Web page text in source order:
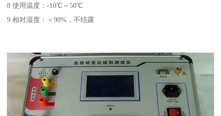
8 使用温度：-10℃～50℃
9 相对湿度：＜90%，不结露